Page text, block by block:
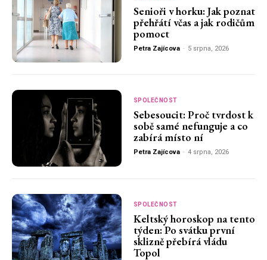
Senioři v horku: Jak poznat
přehřátí včas a jak rodičům
pomoct
Petra Zajícova - 5 srpna, 2026
SPOLEČNOST
Sebesoucit: Proč tvrdost k
sobě samé nefunguje a co
zabírá místo ní
Petra Zajícova - 4 srpna, 2026
SPOLEČNOST
Keltský horoskop na tento
týden: Po svátku první
sklizně přebírá vládu
Topol